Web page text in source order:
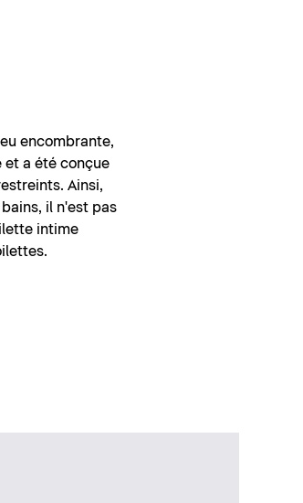
encombrante,
a été conçue
Ainsi,
il n'est pas
intime